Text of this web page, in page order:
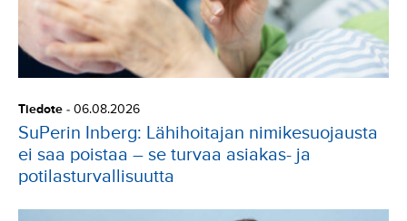
Tiedote - 06.08.2026
SuPerin Inberg: Lähihoitajan nimikesuojausta
ei saa poistaa – se turvaa asiakas- ja
potilasturvallisuutta